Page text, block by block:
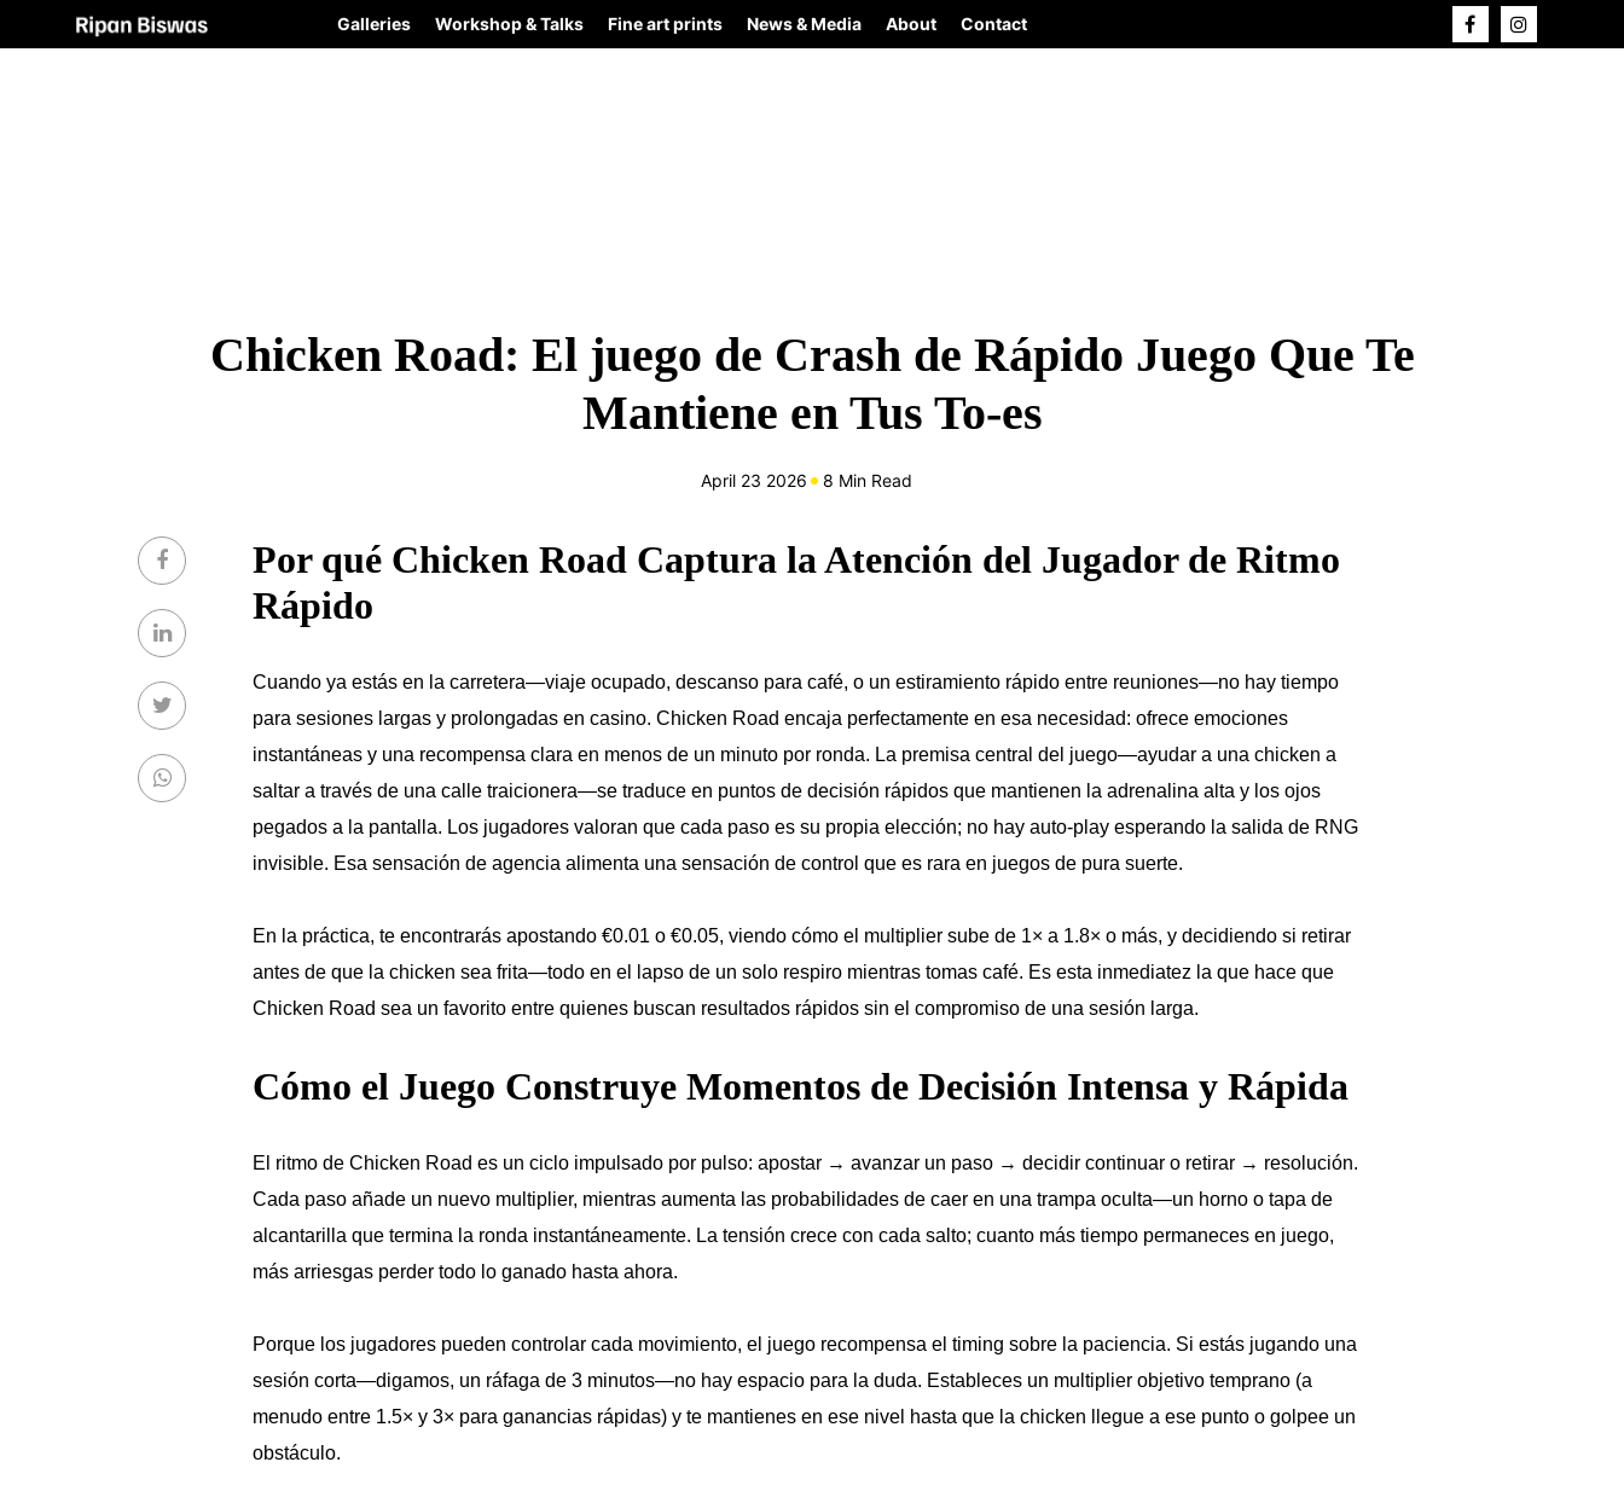
Galleries Workshop & Talks Fine art prints News & Media About Contact
Chicken Road: El juego de Crash de Rápido Juego Que Te
Mantiene en Tus To‑es
April 23 2026 8 Min Read
Por qué Chicken Road Captura la Atención del Jugador de Ritmo
Rápido
Cuando ya estás en la carretera—viaje ocupado, descanso para café, o un estiramiento rápido entre reuniones—no hay tiempo
para sesiones largas y prolongadas en casino. Chicken Road encaja perfectamente en esa necesidad: ofrece emociones
instantáneas y una recompensa clara en menos de un minuto por ronda. La premisa central del juego—ayudar a una chicken a
saltar a través de una calle traicionera—se traduce en puntos de decisión rápidos que mantienen la adrenalina alta y los ojos
pegados a la pantalla. Los jugadores valoran que cada paso es su propia elección; no hay auto‑play esperando la salida de RNG
invisible. Esa sensación de agencia alimenta una sensación de control que es rara en juegos de pura suerte.
En la práctica, te encontrarás apostando €0.01 o €0.05, viendo cómo el multiplier sube de 1× a 1.8× o más, y decidiendo si retirar
antes de que la chicken sea frita—todo en el lapso de un solo respiro mientras tomas café. Es esta inmediatez la que hace que
Chicken Road sea un favorito entre quienes buscan resultados rápidos sin el compromiso de una sesión larga.
Cómo el Juego Construye Momentos de Decisión Intensa y Rápida
El ritmo de Chicken Road es un ciclo impulsado por pulso: apostar → avanzar un paso → decidir continuar o retirar → resolución.
Cada paso añade un nuevo multiplier, mientras aumenta las probabilidades de caer en una trampa oculta—un horno o tapa de
alcantarilla que termina la ronda instantáneamente. La tensión crece con cada salto; cuanto más tiempo permaneces en juego,
más arriesgas perder todo lo ganado hasta ahora.
Porque los jugadores pueden controlar cada movimiento, el juego recompensa el timing sobre la paciencia. Si estás jugando una
sesión corta—digamos, un ráfaga de 3 minutos—no hay espacio para la duda. Estableces un multiplier objetivo temprano (a
menudo entre 1.5× y 3× para ganancias rápidas) y te mantienes en ese nivel hasta que la chicken llegue a ese punto o golpee un
obstáculo.